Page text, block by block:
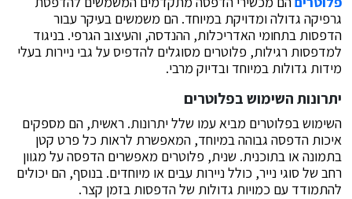
גרפיקה גדולה ומדויקת במיוחד. הם משמשים בעיקר עבור
הדפסות בתחומי האדריכלות, ההנדסה, והעיצוב הגרפי. בניגוד
למדפסות רגילות, פלוטרים מסוגלים להדפיס על גבי ניירות בעלי
מידות גדולות במיוחד ובדיוק מרבי.
יתרונות השימוש בפלוטרים
השימוש בפלוטרים מביא עמו שלל יתרונות. ראשית, הם מספקים
איכות הדפסה גבוהה במיוחד, המאפשרת לראות כל פרט קטן
בתמונה או בתוכנית. שנית, פלוטרים מאפשרים הדפסה על מגוון
רחב של סוגי נייר, כולל ניירות עבים או מיוחדים. בנוסף, הם יכולים
להתמודד עם כמויות גדולות של הדפסות בזמן קצר.